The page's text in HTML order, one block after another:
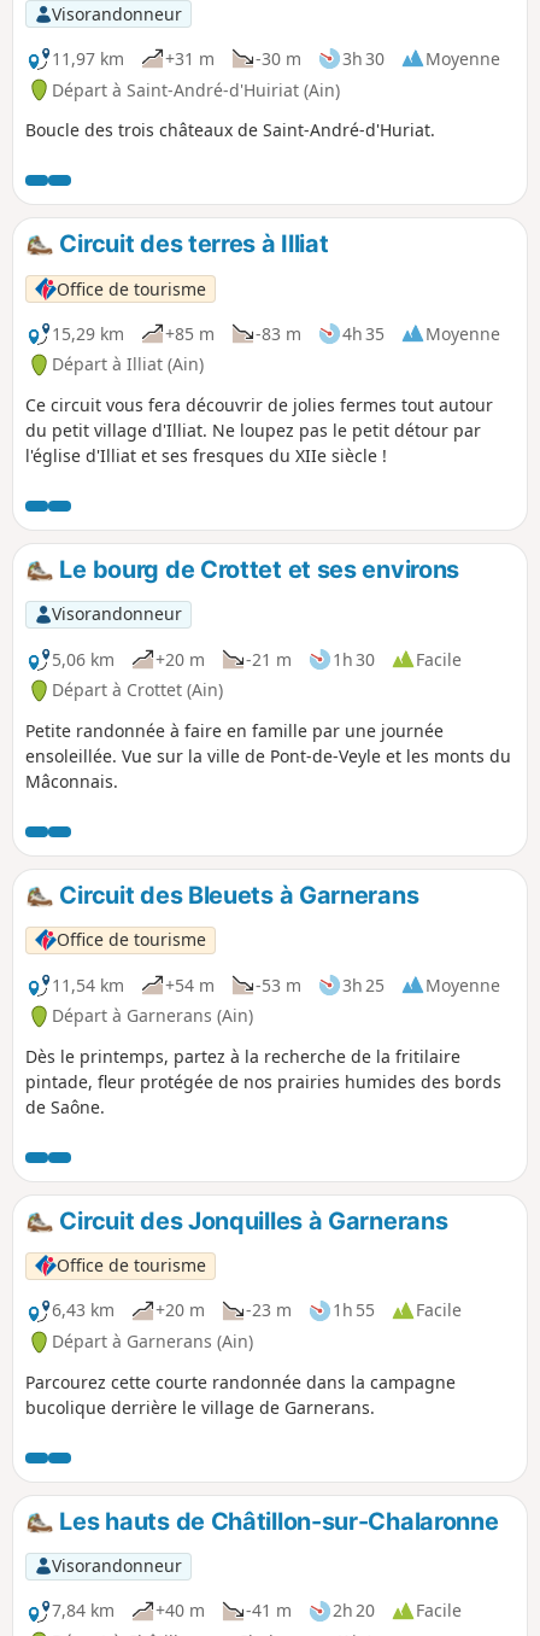
Visorandonneur
11,97 km
+31 m -30 m 3h 30
Moyenne
Départ à Saint-André-d'Huiriat (Ain)
Boucle des trois châteaux de Saint-André-d'Huriat.
Circuit des terres à Illiat
Office de tourisme
15,29 km
+85 m -83 m 4h 35
Moyenne
Départ à Illiat (Ain)
Ce circuit vous fera découvrir de jolies fermes tout autour
du petit village d'Illiat. Ne loupez pas le petit détour par
l'église d'Illiat et ses fresques du XIIe siècle !
Le bourg de Crottet et ses environs
Visorandonneur
5,06 km
+20 m -21 m 1h 30
Facile
Départ à Crottet (Ain)
Petite randonnée à faire en famille par une journée
ensoleillée. Vue sur la ville de Pont-de-Veyle et les monts du
Mâconnais.
Circuit des Bleuets à Garnerans
Office de tourisme
11,54 km
+54 m -53 m 3h 25
Moyenne
Départ à Garnerans (Ain)
Dès le printemps, partez à la recherche de la fritilaire
pintade, fleur protégée de nos prairies humides des bords
de Saône.
Circuit des Jonquilles à Garnerans
Office de tourisme
6,43 km
+20 m -23 m 1h 55
Facile
Départ à Garnerans (Ain)
Parcourez cette courte randonnée dans la campagne
bucolique derrière le village de Garnerans.
Les hauts de Châtillon-sur-Chalaronne
Visorandonneur
7,84 km
+40 m -41 m 2h 20
Facile